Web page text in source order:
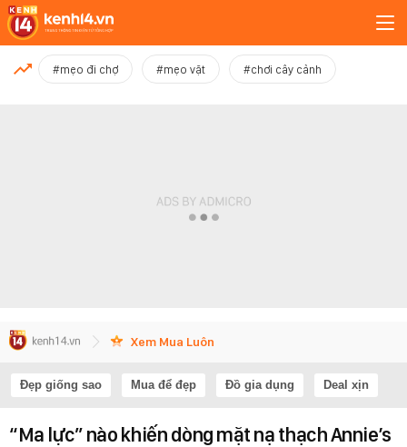
MỚI NHẤT
#mẹo đi chợ #mẹo vặt #chơi cây cảnh
Xem Mua Luôn
Đẹp giống sao Mua để đẹp Đồ gia dụng Deal xịn
“Ma lực” nào khiến dòng mặt nạ thạch Annie’s